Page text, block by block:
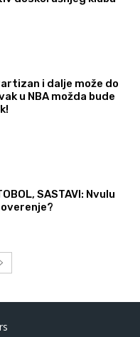
i dalje može do
u NBA možda bude
SASTAVI: Nvulu